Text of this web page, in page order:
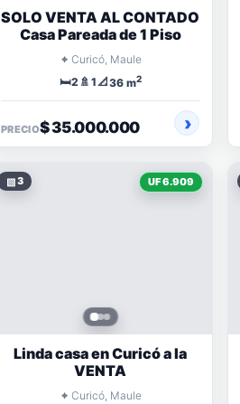
SOLO VENTA AL CONTADO
Casa Pareada de 1 Piso
⌖ Curicó, Maule
🛏️2 🚿 1📐36 m2
PRECIO$ 35.000.000
▧3 UF 6.909
Linda casa en Curicó a la
VENTA
⌖ Curicó, Maule